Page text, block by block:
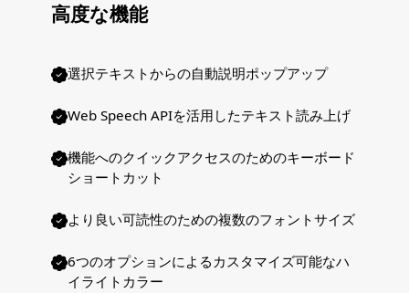
高度な機能
選択テキストからの自動説明ポップアップ
Web Speech APIを活用したテキスト読み上げ
機能へのクイックアクセスのためのキーボード
ショートカット
より良い可読性のための複数のフォントサイズ
6つのオプションによるカスタマイズ可能なハ
イライトカラー